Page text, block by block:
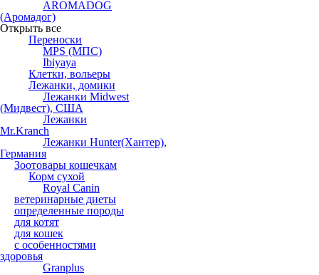
AROMADOG
(Аромадог)
Открыть все
Переноски
MPS (МПС)
Ibiyaya
Клетки, вольеры
Лежанки, домики
Лежанки Midwest
(Мидвест), США
Лежанки
Mr.Kranch
Лежанки Hunter(Хантер),
Германия
Зоотовары кошечкам
Корм сухой
Royal Canin
ветеринарные диеты
определенные породы
для котят
для кошек
с особенностями
здоровья
Granplus